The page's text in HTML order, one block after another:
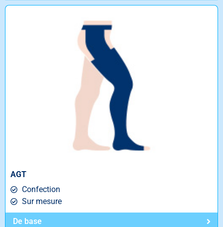
AGT
Confection
Sur mesure
De base